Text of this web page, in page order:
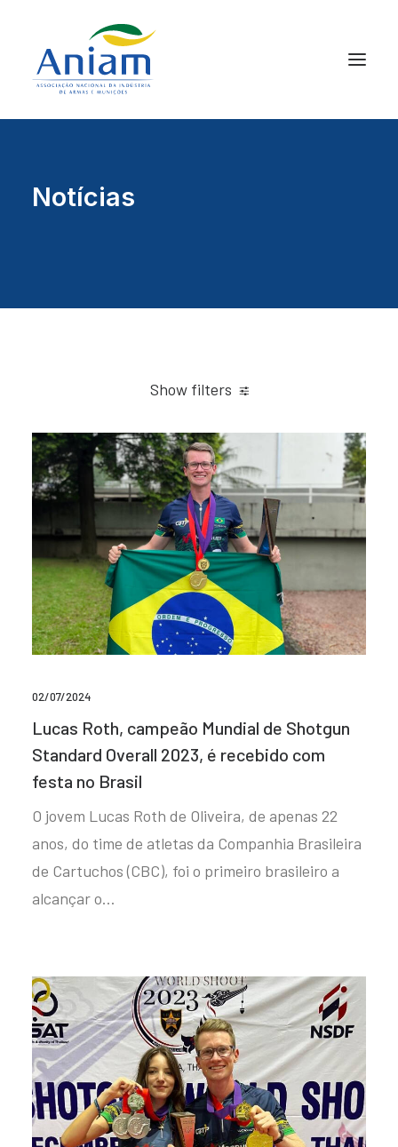
Notícias
Show filters
02/07/2024
Lucas Roth, campeão Mundial de Shotgun
Standard Overall 2023, é recebido com
festa no Brasil
O jovem Lucas Roth de Oliveira, de apenas 22
anos, do time de atletas da Companhia Brasileira
de Cartuchos (CBC), foi o primeiro brasileiro a
alcançar o…